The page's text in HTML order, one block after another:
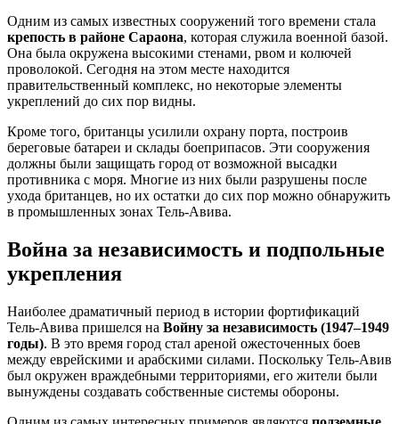
Одним из самых известных сооружений того времени стала
крепость в районе Сараона, которая служила военной базой.
Она была окружена высокими стенами, рвом и колючей
проволокой. Сегодня на этом месте находится
правительственный комплекс, но некоторые элементы
укреплений до сих пор видны.
Кроме того, британцы усилили охрану порта, построив
береговые батареи и склады боеприпасов. Эти сооружения
должны были защищать город от возможной высадки
противника с моря. Многие из них были разрушены после
ухода британцев, но их остатки до сих пор можно обнаружить
в промышленных зонах Тель-Авива.
Война за независимость и подпольные
укрепления
Наиболее драматичный период в истории фортификаций
Тель-Авива пришелся на Войну за независимость (1947–1949
годы). В это время город стал ареной ожесточенных боев
между еврейскими и арабскими силами. Поскольку Тель-Авив
был окружен враждебными территориями, его жители были
вынуждены создавать собственные системы обороны.